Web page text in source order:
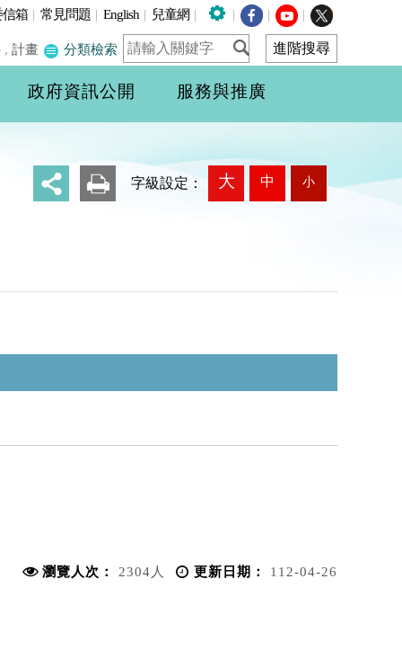
箱 | 常見問題 | English | 兒童網 | | | |
, 計畫 分類檢索
政府資訊公開 服務與推廣
字級設定： 大 中 小
瀏覽人次： 2304人 更新日期： 112-04-26